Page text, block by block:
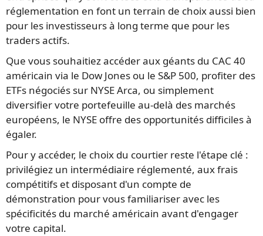
réglementation en font un terrain de choix aussi bien
pour les investisseurs à long terme que pour les
traders actifs.
Que vous souhaitiez accéder aux géants du CAC 40
américain via le Dow Jones ou le S&P 500, profiter des
ETFs négociés sur NYSE Arca, ou simplement
diversifier votre portefeuille au-delà des marchés
européens, le NYSE offre des opportunités difficiles à
égaler.
Pour y accéder, le choix du courtier reste l'étape clé :
privilégiez un intermédiaire réglementé, aux frais
compétitifs et disposant d'un compte de
démonstration pour vous familiariser avec les
spécificités du marché américain avant d'engager
votre capital.